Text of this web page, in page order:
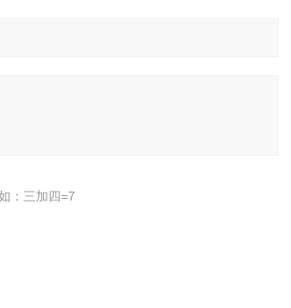
：三加四=7